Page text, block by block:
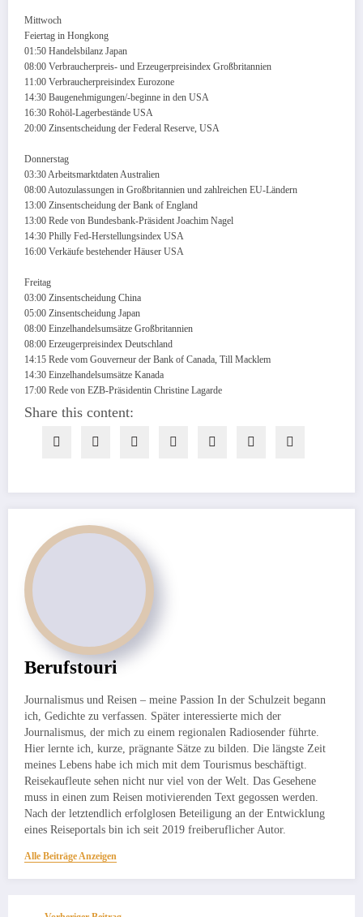
Mittwoch
Feiertag in Hongkong
01:50 Handelsbilanz Japan
08:00 Verbraucherpreis- und Erzeugerpreisindex Großbritannien
11:00 Verbraucherpreisindex Eurozone
14:30 Baugenehmigungen/-beginne in den USA
16:30 Rohöl-Lagerbestände USA
20:00 Zinsentscheidung der Federal Reserve, USA
Donnerstag
03:30 Arbeitsmarktdaten Australien
08:00 Autozulassungen in Großbritannien und zahlreichen EU-Ländern
13:00 Zinsentscheidung der Bank of England
13:00 Rede von Bundesbank-Präsident Joachim Nagel
14:30 Philly Fed-Herstellungsindex USA
16:00 Verkäufe bestehender Häuser USA
Freitag
03:00 Zinsentscheidung China
05:00 Zinsentscheidung Japan
08:00 Einzelhandelsumsätze Großbritannien
08:00 Erzeugerpreisindex Deutschland
14:15 Rede vom Gouverneur der Bank of Canada, Till Macklem
14:30 Einzelhandelsumsätze Kanada
17:00 Rede von EZB-Präsidentin Christine Lagarde
Share this content:
Berufstouri
Journalismus und Reisen – meine Passion In der Schulzeit begann
ich, Gedichte zu verfassen. Später interessierte mich der
Journalismus, der mich zu einem regionalen Radiosender führte.
Hier lernte ich, kurze, prägnante Sätze zu bilden. Die längste Zeit
meines Lebens habe ich mich mit dem Tourismus beschäftigt.
Reisekaufleute sehen nicht nur viel von der Welt. Das Gesehene
muss in einen zum Reisen motivierenden Text gegossen werden.
Nach der letztendlich erfolglosen Beteiligung an der Entwicklung
eines Reiseportals bin ich seit 2019 freiberuflicher Autor.
Alle Beiträge Anzeigen